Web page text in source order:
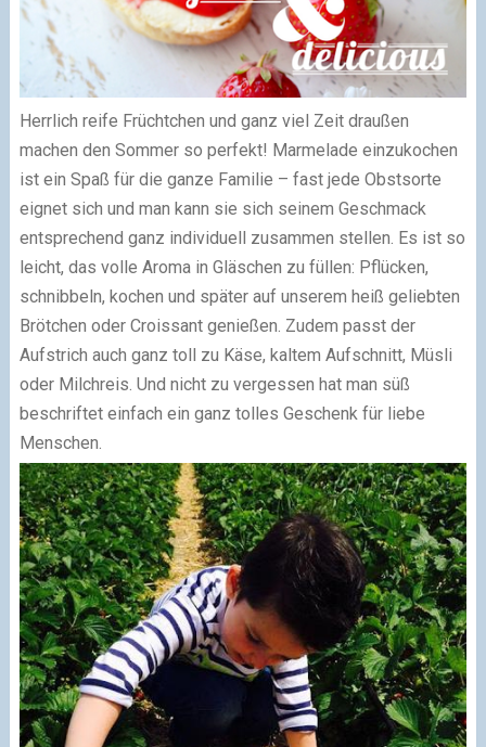
Herrlich reife Früchtchen und ganz viel Zeit draußen
machen den Sommer so perfekt! Marmelade einzukochen
ist ein Spaß für die ganze Familie – fast jede Obstsorte
eignet sich und man kann sie sich seinem Geschmack
entsprechend ganz individuell zusammen stellen. Es ist so
leicht, das volle Aroma in Gläschen zu füllen: Pflücken,
schnibbeln, kochen und später auf unserem heiß geliebten
Brötchen oder Croissant genießen. Zudem passt der
Aufstrich auch ganz toll zu Käse, kaltem Aufschnitt, Müsli
oder Milchreis. Und nicht zu vergessen hat man süß
beschriftet einfach ein ganz tolles Geschenk für liebe
Menschen.